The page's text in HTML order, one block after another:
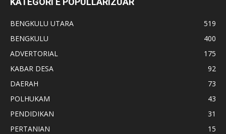
BENGKULU UTARA
519
BENGKULU
400
ADVERTORIAL
175
KABAR DESA
92
DAERAH
73
POLHUKAM
43
PENDIDIKAN
31
PERTANIAN
15